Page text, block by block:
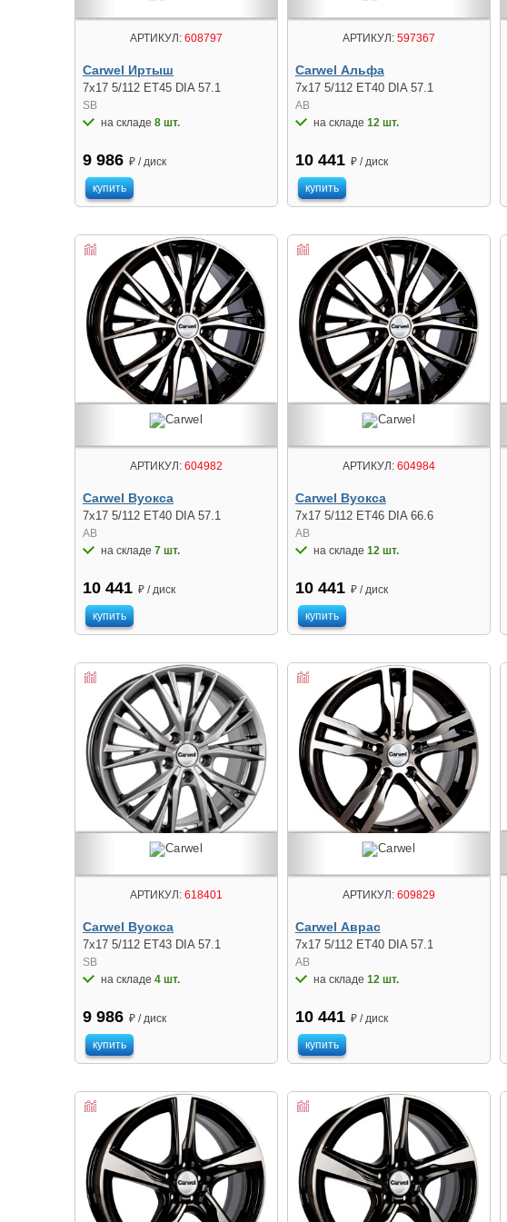
АРТИКУЛ:608797
Carwel Иртыш
7x17 5/112 ET45 DIA 57.1
SB
на складе 8 шт.
9 986 ₽ / диск
купить
АРТИКУЛ:597367
Carwel Альфа
7x17 5/112 ET40 DIA 57.1
AB
на складе 12 шт.
10 441 ₽ / диск
купить
АРТИКУЛ:604982
Carwel Вуокса
7x17 5/112 ET40 DIA 57.1
AB
на складе 7 шт.
10 441 ₽ / диск
купить
АРТИКУЛ:604984
Carwel Вуокса
7x17 5/112 ET46 DIA 66.6
AB
на складе 12 шт.
10 441 ₽ / диск
купить
АРТИКУЛ:618401
Carwel Вуокса
7x17 5/112 ET43 DIA 57.1
SB
на складе 4 шт.
9 986 ₽ / диск
купить
АРТИКУЛ:609829
Carwel Аврас
7x17 5/112 ET40 DIA 57.1
AB
на складе 12 шт.
10 441 ₽ / диск
купить